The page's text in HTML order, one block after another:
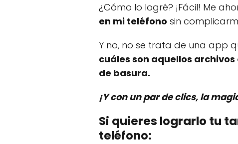
¿Cómo lo logré? ¡Fácil! Me
en mi teléfono sin
Y no, no se trata de una app
cuáles son aquellos
de basura.
¡Y con un par de clics, la
Si quieres lograrlo tu
teléfono: